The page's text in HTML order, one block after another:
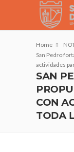
Home
San Pedro
actividades
SAN
CON
TODA